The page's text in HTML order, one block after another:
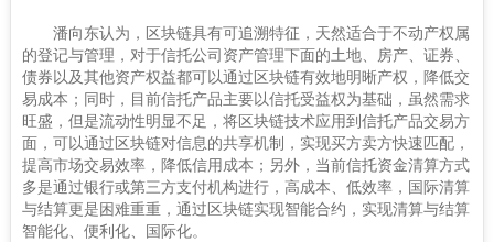
潘向东认为，区块链具有可追溯特征，天然适合于不动产权属
的登记与管理，对于信托公司资产管理下面的土地、房产、证券、
债券以及其他资产权益都可以通过区块链有效地明晰产权，降低交
易成本；同时，目前信托产品主要以信托受益权为基础，虽然需求
旺盛，但是流动性明显不足，将区块链技术应用到信托产品交易方
面，可以通过区块链对信息的共享机制，实现买方卖方快速匹配，
提高市场交易效率，降低信用成本；另外，当前信托资金清算方式
多是通过银行或第三方支付机构进行，高成本、低效率，国际清算
与结算更是困难重重，通过区块链实现智能合约，实现清算与结算
智能化、便利化、国际化。